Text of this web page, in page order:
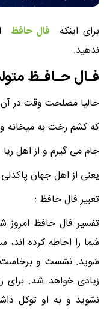
برای اینکه فال حافظ
ندهید.
فـال حـافـظ
حالیا مصلحت وقت در
که کشم رخت به میخانه
جام می گیرم و از اهل
یعنی از اهل جهان پاکدلی
تعبیر فال حافظ :
تفسیر فال حافظ امروز
شما را احاطه کرده اند،
شوید. نشست و برخاست
زیادی خواهد شد. برای
نشوید و به او توکل